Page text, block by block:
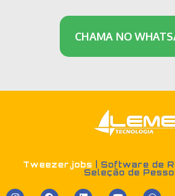
CHAMA NO
Tweezer.jobs | Software de
Seleção de